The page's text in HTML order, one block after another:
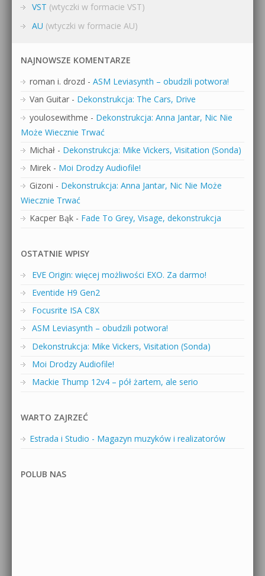
VST (wtyczki w formacie VST)
AU (wtyczki w formacie AU)
NAJNOWSZE KOMENTARZE
roman i. drozd - ASM Leviasynth – obudzili potwora!
Van Guitar - Dekonstrukcja: The Cars, Drive
youlosewithme - Dekonstrukcja: Anna Jantar, Nic Nie
Może Wiecznie Trwać
Michał - Dekonstrukcja: Mike Vickers, Visitation (Sonda)
Mirek - Moi Drodzy Audiofile!
Gizoni - Dekonstrukcja: Anna Jantar, Nic Nie Może
Wiecznie Trwać
Kacper Bąk - Fade To Grey, Visage, dekonstrukcja
OSTATNIE WPISY
EVE Origin: więcej możliwości EXO. Za darmo!
Eventide H9 Gen2
Focusrite ISA C8X
ASM Leviasynth – obudzili potwora!
Dekonstrukcja: Mike Vickers, Visitation (Sonda)
Moi Drodzy Audiofile!
Mackie Thump 12v4 – pół żartem, ale serio
WARTO ZAJRZEĆ
Estrada i Studio - Magazyn muzyków i realizatorów
POLUB NAS